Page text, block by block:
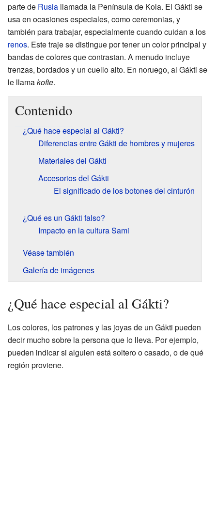
parte de Rusia llamada la Península de Kola. El Gákti se
usa en ocasiones especiales, como ceremonias, y
también para trabajar, especialmente cuando cuidan a los
renos. Este traje se distingue por tener un color principal y
bandas de colores que contrastan. A menudo incluye
trenzas, bordados y un cuello alto. En noruego, al Gákti se
le llamakofte.
Contenido
¿Qué hace especial al Gákti?
Diferencias entre Gákti de hombres y mujeres
Materiales del Gákti
Accesorios del Gákti
El significado de los botones del cinturón
¿Qué es un Gákti falso?
Impacto en la cultura Sami
Véase también
Galería de imágenes
¿Qué hace especial al Gákti?
Los colores, los patrones y las joyas de un Gákti pueden
decir mucho sobre la persona que lo lleva. Por ejemplo,
pueden indicar si alguien está soltero o casado, o de qué
región proviene.